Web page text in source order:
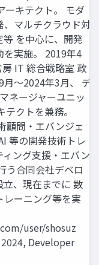
ーキテクト。 モダ
マルチクラウド対
を中心に、開発
を実施。 2019年4
IT 総合戦略室 政
〜2024年3月、 デ
ネージャーユニッ
クトを兼務。
顧問・エバンジェ
等の開発技術トレ
ング支援・エバン
う合同会社デベロ
立、現在までに 数
ーニング等を実
user/shosuz
Developer